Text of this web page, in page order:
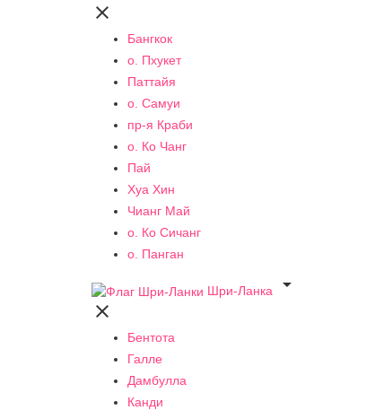

Бангкок
о. Пхукет
Паттайя
о. Самуи
пр-я Краби
о. Ко Чанг
Пай
Хуа Хин
Чианг Май
о. Ко Сичанг
о. Панган
Шри-Ланка


Бентота
Галле
Дамбулла
Канди